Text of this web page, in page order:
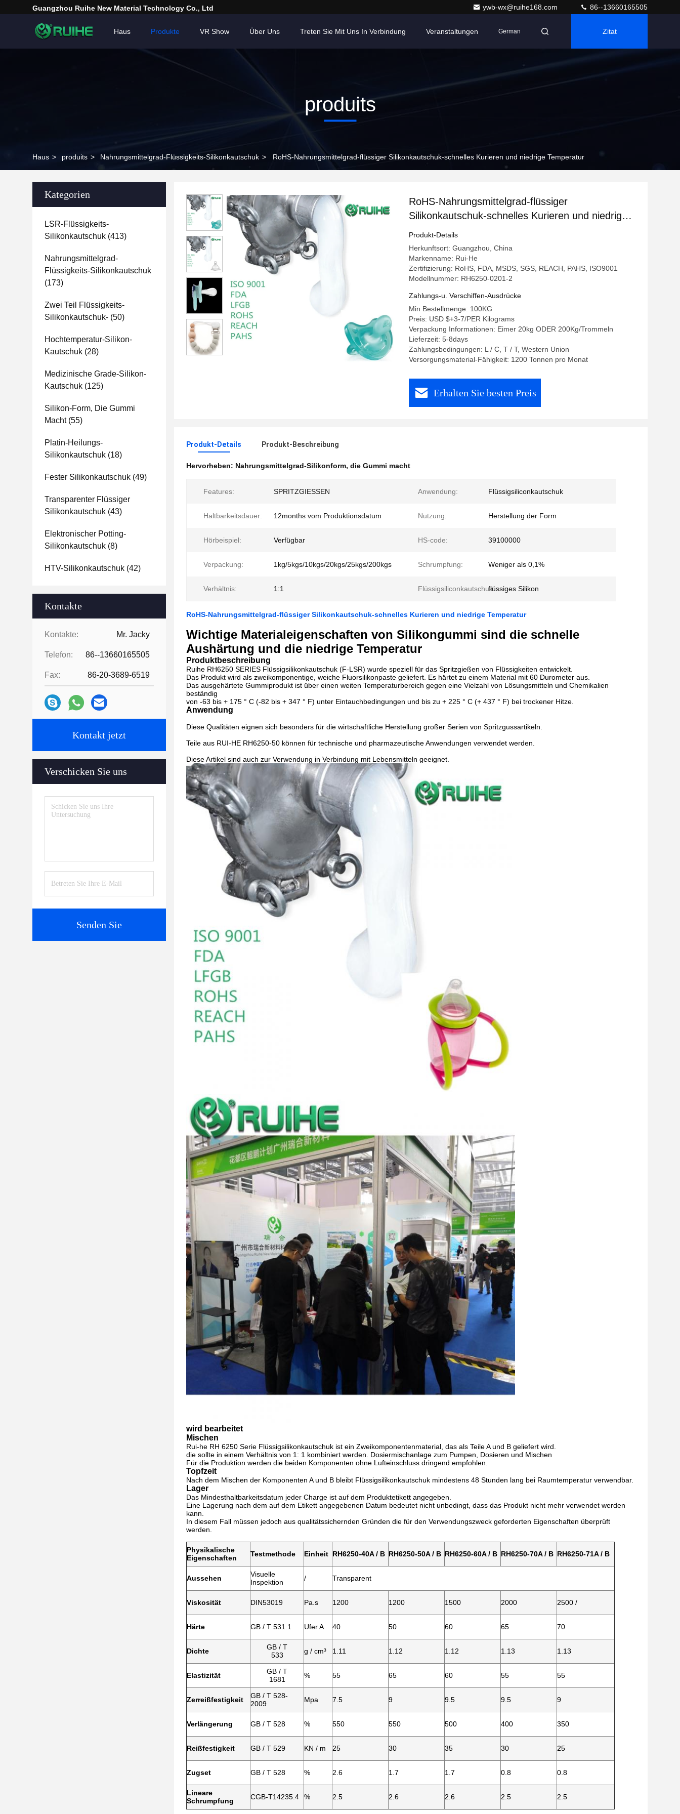
Guangzhou Ruihe New Material Technology Co., Ltd ywb-wx@ruihe168.com 86--13660165505
Haus Produkte VR Show Über Uns Treten Sie Mit Uns In Verbindung Veranstaltungen German Zitat
produits
Haus > produits > Nahrungsmittelgrad-Flüssigkeits-Silikonkautschuk > RoHS-Nahrungsmittelgrad-flüssiger Silikonkautschuk-schnelles Kurieren und niedrige Temperatur
Kategorien
LSR-Flüssigkeits-
Silikonkautschuk (413)
Nahrungsmittelgrad-
Flüssigkeits-Silikonkautschuk
(173)
Zwei Teil Flüssigkeits-
Silikonkautschuk- (50)
Hochtemperatur-Silikon-
Kautschuk (28)
Medizinische Grade-Silikon-
Kautschuk (125)
Silikon-Form, Die Gummi
Macht(55)
Platin-Heilungs-
Silikonkautschuk (18)
Fester Silikonkautschuk (49)
Transparenter Flüssiger
Silikonkautschuk (43)
Elektronischer Potting-
Silikonkautschuk (8)
HTV-Silikonkautschuk (42)
Kontakte
Kontakte: Mr. Jacky
Telefon: 86--13660165505
Fax: 86-20-3689-6519
Kontakt jetzt
Verschicken Sie uns
Senden Sie
RoHS-Nahrungsmittelgrad-flüssiger
Silikonkautschuk-schnelles Kurieren und niedrige
Temperatur
Produkt-Details
Herkunftsort: Guangzhou, China
Markenname: Rui-He
Zertifizierung: RoHS, FDA, MSDS, SGS, REACH, PAHS, ISO9001
Modellnummer: RH6250-0201-2
Zahlungs-u. Verschiffen-Ausdrücke
Min Bestellmenge: 100KG
Preis: USD $+3-7/PER Kilograms
Verpackung Informationen: Eimer 20kg ODER 200Kg/Trommeln
Lieferzeit: 5-8days
Zahlungsbedingungen: L / C, T / T, Western Union
Versorgungsmaterial-Fähigkeit: 1200 Tonnen pro Monat
Erhalten Sie besten Preis
Produkt-Details Produkt-Beschreibung
Hervorheben: Nahrungsmittelgrad-Silikonform, die Gummi macht
Features: SPRITZGIESSEN Anwendung: Flüssigsiliconkautschuk
Haltbarkeitsdauer: 12months vom Produktionsdatum Nutzung: Herstellung der Form
Hörbeispiel: Verfügbar HS-code: 39100000
Verpackung: 1kg/5kgs/10kgs/20kgs/25kgs/200kgs Schrumpfung: Weniger als 0,1%
Verhältnis: 1:1 Flüssigsiliconkautschuk:flüssiges Silikon
RoHS-Nahrungsmittelgrad-flüssiger Silikonkautschuk-schnelles Kurieren und niedrige Temperatur
Wichtige Materialeigenschaften von Silikongummi sind die schnelle
Aushärtung und die niedrige Temperatur
Produktbeschreibung
Ruihe RH6250 SERIES Flüssigsilikonkautschuk (F-LSR) wurde speziell für das Spritzgießen von Flüssigkeiten entwickelt.
Das Produkt wird als zweikomponentige, weiche Fluorsilikonpaste geliefert. Es härtet zu einem Material mit 60 Durometer aus.
Das ausgehärtete Gummiprodukt ist über einen weiten Temperaturbereich gegen eine Vielzahl von Lösungsmitteln und Chemikalien
beständig
von -63 bis + 175 ° C (-82 bis + 347 ° F) unter Eintauchbedingungen und bis zu + 225 ° C (+ 437 ° F) bei trockener Hitze.
Anwendung
Diese Qualitäten eignen sich besonders für die wirtschaftliche Herstellung großer Serien von Spritzgussartikeln.
Teile aus RUI-HE RH6250-50 können für technische und pharmazeutische Anwendungen verwendet werden.
Diese Artikel sind auch zur Verwendung in Verbindung mit Lebensmitteln geeignet.
wird bearbeitet
Mischen
Rui-he RH 6250 Serie Flüssigsilikonkautschuk ist ein Zweikomponentenmaterial, das als Teile A und B geliefert wird.
die sollte in einem Verhältnis von 1: 1 kombiniert werden.
Dosiermischanlage zum Pumpen, Dosieren und Mischen
Für die Produktion werden die beiden Komponenten ohne Lufteinschluss dringend empfohlen.
Topfzeit
Nach dem Mischen der Komponenten A und B bleibt Flüssigsilikonkautschuk mindestens 48 Stunden lang bei Raumtemperatur verwendbar.
Lager
Das Mindesthaltbarkeitsdatum jeder Charge ist auf dem Produktetikett angegeben.
Eine Lagerung nach dem auf dem Etikett angegebenen Datum bedeutet nicht unbedingt, dass das Produkt nicht mehr verwendet werden
kann.
In diesem Fall müssen jedoch aus qualitätssichernden Gründen die für den Verwendungszweck geforderten Eigenschaften überprüft
werden.
Physikalische
Eigenschaften
Testmethode Einheit RH6250-40A / B RH6250-50A / B RH6250-60A / B RH6250-70A / B RH6250-71A / B
Aussehen
Visuelle
Inspektion
/ Transparent
Viskosität DIN53019 Pa.s 1200 1200 1500 2000 2500 /
Härte GB / T 531.1 Ufer A 40 50 60 65 70
Dichte
GB / T
533
g / cm³ 1.11 1.12 1.12 1.13 1.13
Elastizität
GB / T
1681
% 55 65 60 55 55
Zerreißfestigkeit
GB / T 528-
2009
Mpa 7.5 9 9.5 9.5 9
Verlängerung GB / T 528 % 550 550 500 400 350
Reißfestigkeit GB / T 529 KN / m 25 30 35 30 25
Zugset GB / T 528 % 2.6 1.7 1.7 0.8 0.8
Lineare
Schrumpfung
CGB-T14235.4 % 2.5 2.6 2.6 2.5 2.5